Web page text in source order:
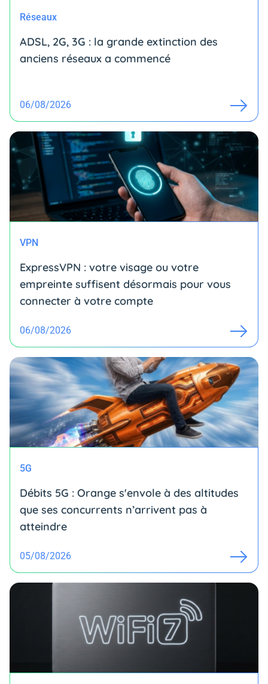
Réseaux
ADSL, 2G, 3G : la grande extinction des
anciens réseaux a commencé
06/08/2026
VPN
ExpressVPN : votre visage ou votre
empreinte suffisent désormais pour vous
connecter à votre compte
06/08/2026
5G
Débits 5G : Orange s'envole à des altitudes
que ses concurrents n’arrivent pas à
atteindre
05/08/2026